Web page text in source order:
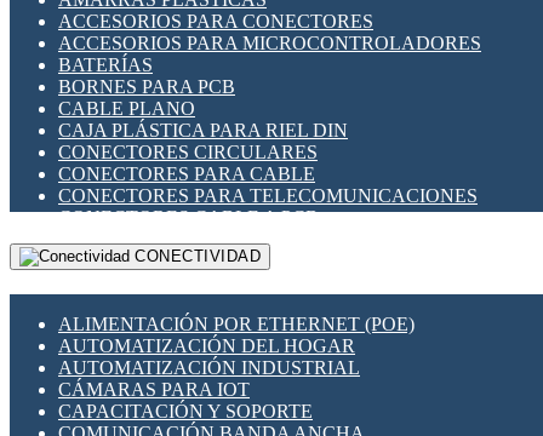
INDICADORES PARA PANEL
INTERFACES DE RELÉ
INTERRUPTORES FIN DE CARRERA
LLAVES CONMUTADORAS
MEDIDORES DE ENERGÍA Y TC'S DE CORRIENTE
MOTORES PASO A PASO
PANTALLAS HMI
PLC -CONTROLADORES LÓGICO PROGRAMABLES
PROGRAMADORES DE HORARIO
RELÉS DE PROTECCIÓN
SENSORES CAPACITIVOS
SENSORES INDUCTIVOS
TEMPORIZADORES
VARIACS
VARIADORES DE FRECUENCIA [VDF]
SECCIONADORES - INTERRUPTORES
ACCESORIOS PARA CONECTORES
ACCESORIOS PARA MICROCONTROLADORES
BATERÍAS
BORNES PARA PCB
CABLE PLANO
CAJA PLÁSTICA PARA RIEL DIN
CONECTORES CIRCULARES
CONECTORES PARA CABLE
CONECTORES PARA TELECOMUNICACIONES
CONECTORES CABLE A PCB
CONECTORES PCB A CABLE
DIP SWITCHES
HERRAMIENTAS VARIAS
ILUMINACIÓN LED
INTERRUPTORES REED
INTERFACES DE RELÉ
OTROS RELÉS
CONECTIVIDAD
ALIMENTACIÓN POR ETHERNET (POE)
AUTOMATIZACIÓN DEL HOGAR
AUTOMATIZACIÓN INDUSTRIAL
CÁMARAS PARA IOT
CAPACITACIÓN Y SOPORTE